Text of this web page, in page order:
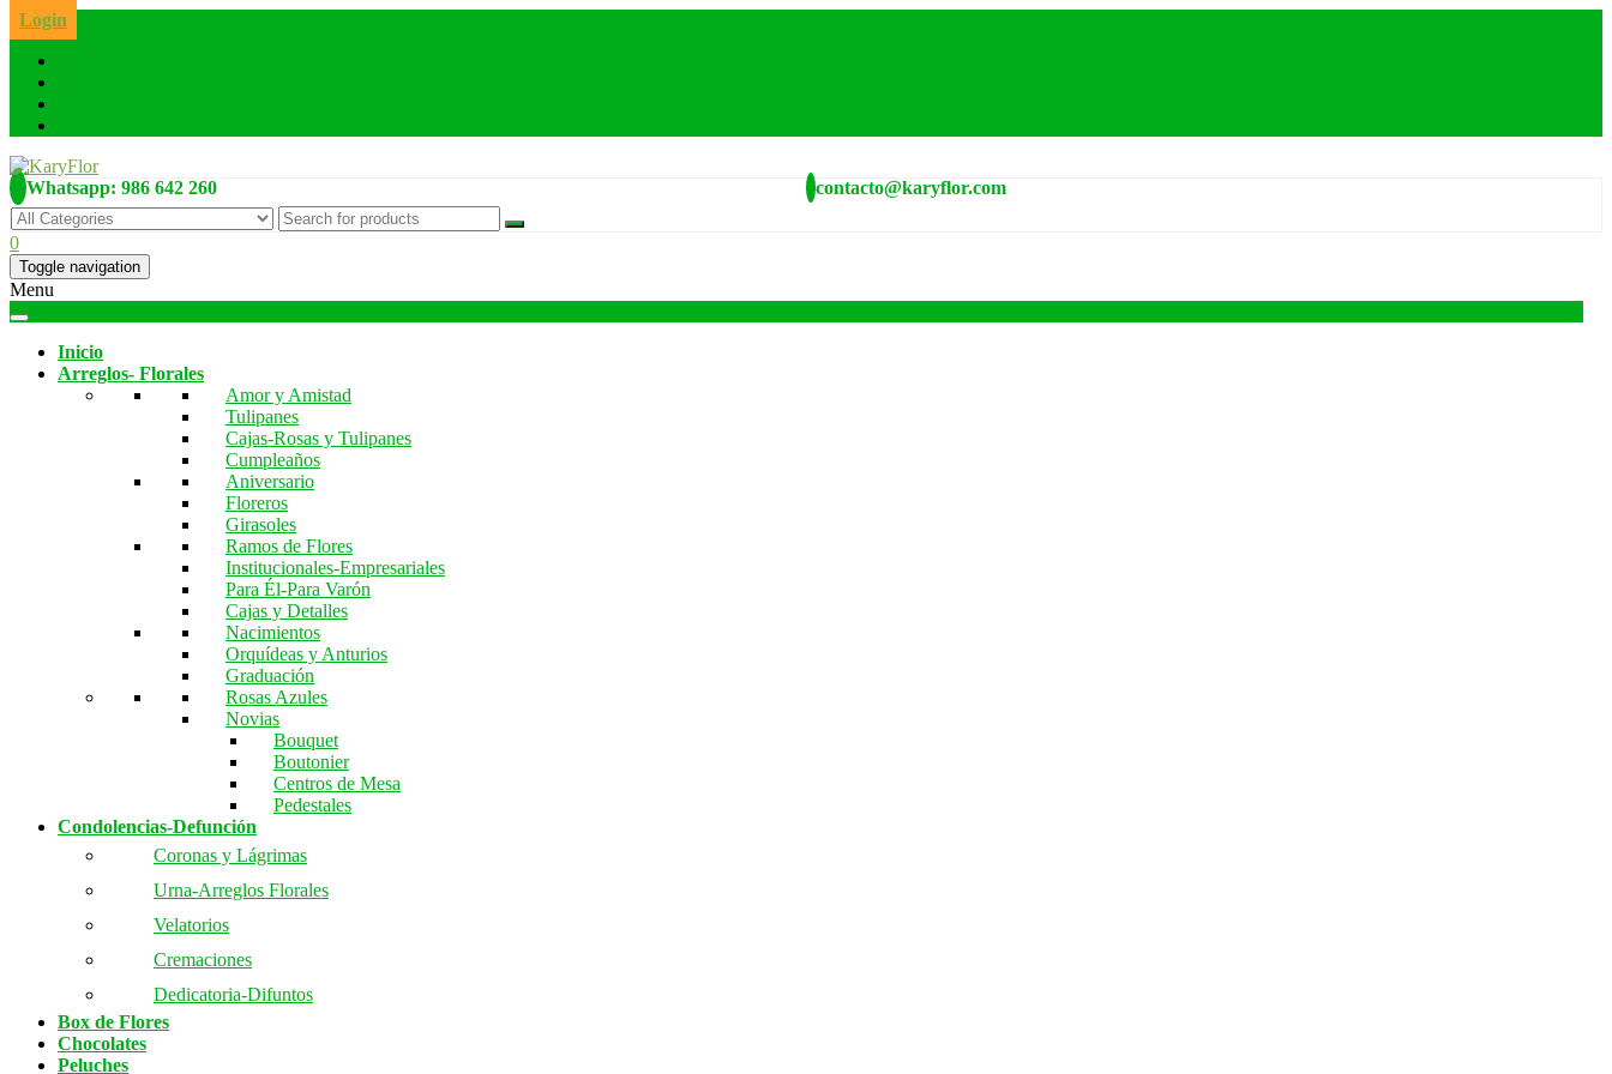
Skip
to
content
Login
Whatsapp: 986 642 260 contacto@karyflor.com
0
Toggle navigation
Menu
Inicio
Arreglos- Florales
Amor y Amistad
Tulipanes
Cajas-Rosas y Tulipanes
Cumpleaños
Aniversario
Floreros
Girasoles
Ramos de Flores
Institucionales-Empresariales
Para Él-Para Varón
Cajas y Detalles
Nacimientos
Orquídeas y Anturios
Graduación
Rosas Azules
Novias
Bouquet
Boutonier
Centros de Mesa
Pedestales
Condolencias-Defunción
Coronas y Lágrimas
Urna-Arreglos Florales
Velatorios
Cremaciones
Dedicatoria-Difuntos
Box de Flores
Chocolates
Peluches